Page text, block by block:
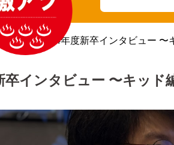
TOP 2024年度新卒インタビュー 〜
卒インタビュー 〜キッド